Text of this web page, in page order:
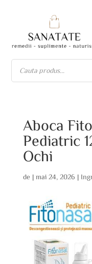
Aboca
Pediatric
Ochi
de | mai 24, 2026 |